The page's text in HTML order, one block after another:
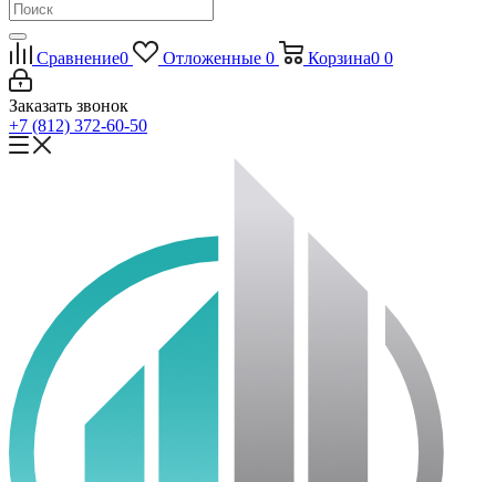
Сравнение0 Отложенные 0 Корзина0 0
Заказать звонок
+7 (812) 372-60-50